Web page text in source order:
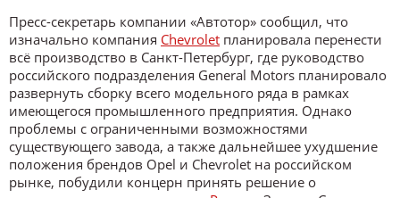
Пресс-секретарь компании «Автотор» сообщил, что
изначально компания Chevrolet планировала перенести
всё производство в Санкт-Петербург, где руководство
российского подразделения General Motors планировало
развернуть сборку всего модельного ряда в рамках
имеющегося промышленного предприятия. Однако
проблемы с ограниченными возможностями
существующего завода, а также дальнейшее ухудшение
положения брендов Opel и Chevrolet на российском
рынке, побудили концерн принять решение о